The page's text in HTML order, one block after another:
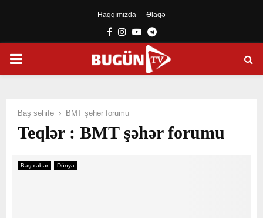
Haqqımızda Əlaqə
Facebook
Instagram
YoutubeTelegram
PRIMARY
Baş səhifə BMT şəhər forumu
Teqlər : BMT şəhər forumu
Baş xəbər Dünya